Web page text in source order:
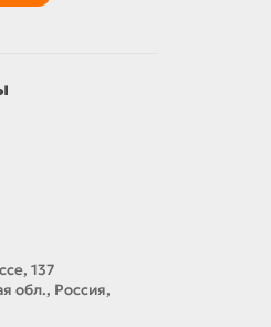
137
обл., Россия,